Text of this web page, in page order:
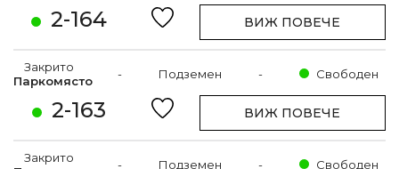
2-164 ВИЖ ПОВЕЧЕ
2-163
Закрито
Паркомясто
- Подземен - Свободен
ВИЖ ПОВЕЧЕ
Закрито
- Подземен - Свободен